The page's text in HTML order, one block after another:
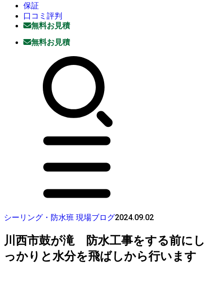
保証
口コミ評判
無料お見積
無料お見積
シーリング・防水班 現場ブログ2024.09.02
川西市鼓が滝 防水工事をする前にし
っかりと水分を飛ばしから行います